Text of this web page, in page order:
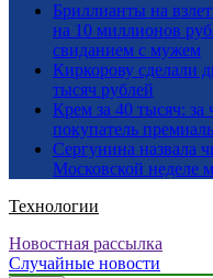
Бриллианты на
на 10 миллионов
свиданием с мужем
Киркорову сделали
тысяч рублей
Крем за 40 тысяч: за
покупатель
Сергунина назвала
Московской неделе
Технологии
Новостная рассылка
Случайные новости